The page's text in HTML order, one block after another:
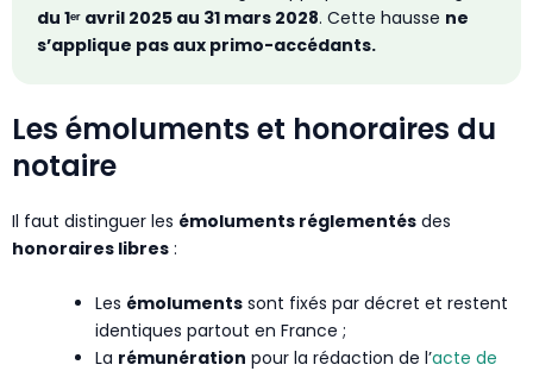
du 1ᵉʳ avril 2025 au 31 mars 2028. Cette hausse ne
s’applique pas aux primo-accédants.
Les émoluments et honoraires du
notaire
Il faut distinguer les émoluments réglementés des
honoraires libres :
Les émoluments sont fixés par décret et restent
identiques partout en France ;
La rémunération pour la rédaction de l’acte de